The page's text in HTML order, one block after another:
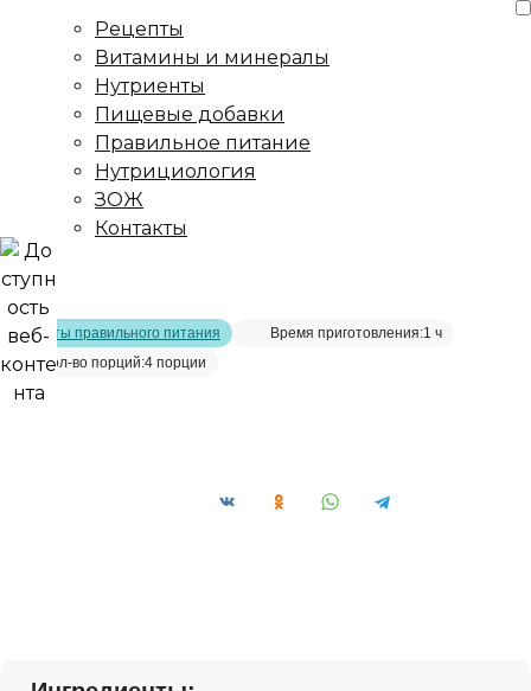
Рецепты
Витамины и минералы
Нутриенты
Пищевые добавки
Правильное питание
Нутрициология
ЗОЖ
Контакты
Главная страница
баклажаном
Рецепты правильного питания Время приготовления:1 ч
Кол-во порций:4 порции